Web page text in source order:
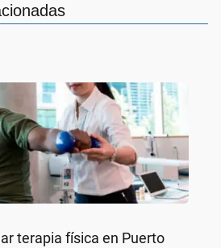
terapia física en Puerto